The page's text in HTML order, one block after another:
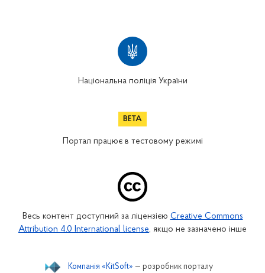
Національна поліція України
Портал працює в тестовому режимі
Весь контент доступний за ліцензією Creative Commons
Attribution 4.0 International license, якщо не зазначено інше
Компанія «KitSoft» — розробник порталу